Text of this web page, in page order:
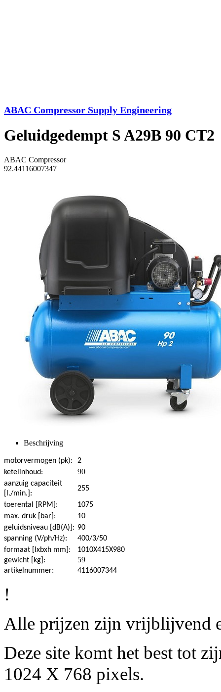
ABAC Compressor Supply Engineering
<<
Geluidgedempt S A29B 90 CT2
ABAC Compressor
92.44116007347
Beschrijving
motorvermogen (pk):
2
ketelinhoud:
90
aanzuig capaciteit
[l./min.]:
255
toerental [RPM]:
1075
max. druk [bar]:
10
geluidsniveau [dB(A)]: 90
spanning (V/ph/Hz):
400/3/50
formaat [lxbxh mm]:
1010X415X980
gewicht [kg]:
59
artikelnummer: 4116007344
!
Alle prijzen zijn vrijblijvend
Deze site komt het best tot
1024 X 768 pixels.